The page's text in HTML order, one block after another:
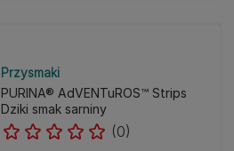
Przysmaki
PURINA® AdVENTuROS™ Strips
Dziki smak sarniny
(0)